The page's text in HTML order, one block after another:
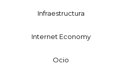
Infraestructura
Internet Economy
Ocio